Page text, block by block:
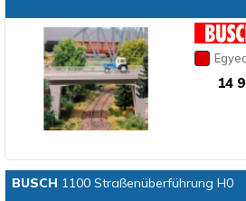
14
BUSCH 1100 Straßenüberführung H0